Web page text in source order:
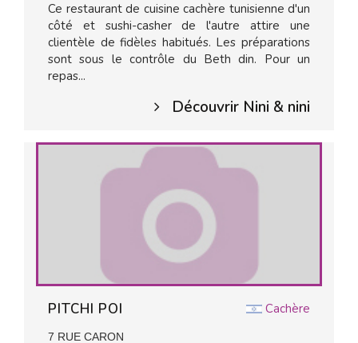
Ce restaurant de cuisine cachère tunisienne d'un
côté et sushi-casher de l'autre attire une
clientèle de fidèles habitués. Les préparations
sont sous le contrôle du Beth din. Pour un
repas...
Découvrir Nini & nini
Cachère
PITCHI POI
7 RUE CARON